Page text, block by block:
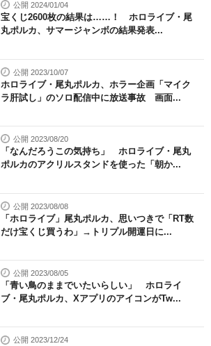
公開 2024/01/04
宝くじ2600枚の結果は……！ ホロライブ・尾
丸ポルカ、サマージャンボの結果発表...
公開 2023/10/07
ホロライブ・尾丸ポルカ、ホラー企画「マイク
ラ肝試し」のソロ配信中に放送事故 画面...
公開 2023/08/20
「なんだろうこの気持ち」 ホロライブ・尾丸
ポルカのアクリルスタンドを使った「朝か...
公開 2023/08/08
「ホロライブ」尾丸ポルカ、思いつきで「RT数
だけ宝くじ買うわ」→トリプル開運日に...
公開 2023/08/05
「青い鳥のままでいたいらしい」 ホロライ
ブ・尾丸ポルカ、XアプリのアイコンがTw...
公開 2023/12/24